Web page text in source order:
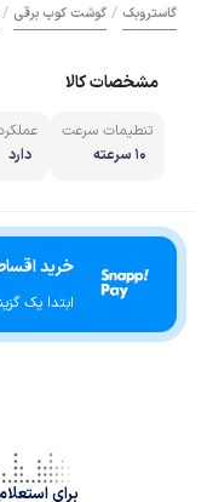
گاستروبک / گوشت کوب برقی /
مشخصات کالا
تنطیمات سرعت
10 سرعته
دارد
خرید
ابتدا یک
برای